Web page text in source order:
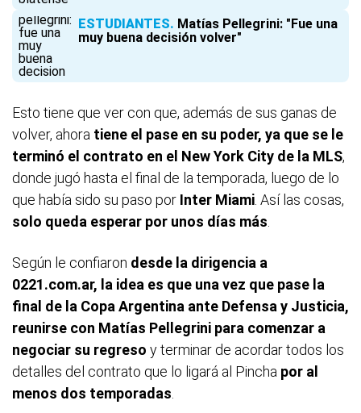
ESTUDIANTES Matías Pellegrini: "Fue una
muy buena decisión volver"
Esto tiene que ver con que, además de sus ganas de
volver, ahora tiene el pase en su poder, ya que se le
terminó el contrato en el New York City de la MLS,
donde jugó hasta el final de la temporada, luego de lo
que había sido su paso por Inter Miami . Así las cosas,
solo queda esperar por unos días más
Según le confiaron desde la dirigencia a
0221.com.ar, la idea es que una vez que pase la
final de la Copa Argentina ante Defensa y Justicia,
reunirse con Matías Pellegrini para comenzar a
negociar su regreso y terminar de acordar todos los
detalles del contrato que lo ligará al Pincha por al
menos dos temporadas